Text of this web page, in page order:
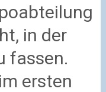
in der
fassen.
ersten